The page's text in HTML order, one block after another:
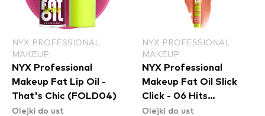
NYX PROFESSIONAL
MAKEUP
NYX Professional
Makeup Fat Lip Oil -
That's Chic (FOLD04)
Olejki do ust
NYX PROFESSIONAL
MAKEUP
NYX Professional
Makeup Fat Oil Slick
Click - 06 Hits
Different
Olejki do ust